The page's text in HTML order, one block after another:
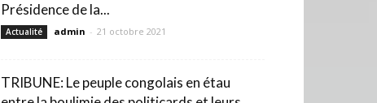
Présidence de la...
Actualité admin - 21 octobre 2021
TRIBUNE: Le peuple congolais en étau